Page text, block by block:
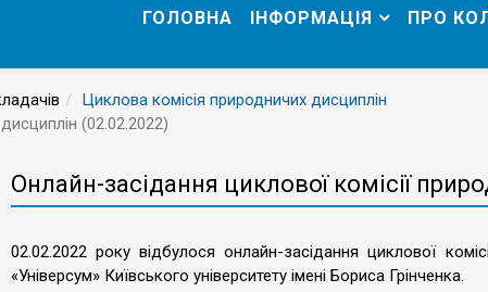
ГОЛОВНА ІНФОРМАЦІЯ ПРО
Циклова комісія природничих дисциплін
(02.02.2022)
Онлайн-засідання циклової комісії
02.02.2022 року відбулося онлайн-засідання циклової
«Універсум» Київського університету імені Бориса Грінченка.